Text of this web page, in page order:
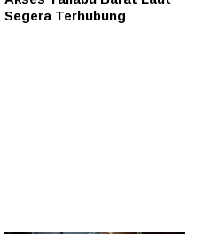
Segera Terhubung